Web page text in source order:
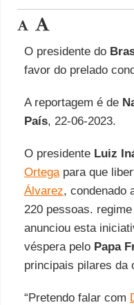
O presidente do
favor do prelado
A reportagem é de
País, 22-06-2023.
O presidente Luiz
Ortegapara que
Álvarez, condenado
220 pessoas.
anunciou esta
véspera pelo Papa
principais pilares da
“Pretendo falar com